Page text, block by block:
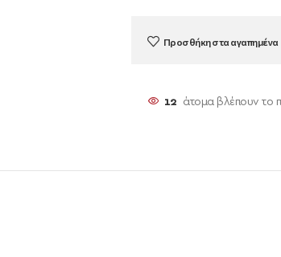
Προσθήκη στα αγαπημένα
12 άτομα βλέπουν το